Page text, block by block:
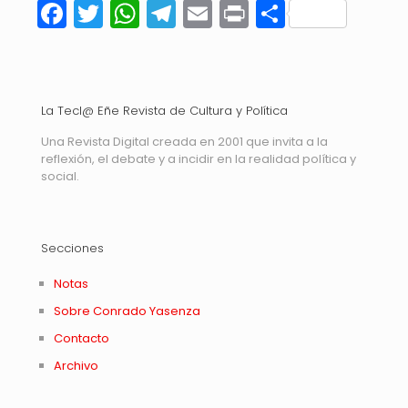
Facebook
Twitter
WhatsApp
Telegram
Email
Print
La Tecl@ Eñe Revista de Cultura y Política
Una Revista Digital creada en 2001 que invita a la
reflexión, el debate y a incidir en la realidad política y
social.
Secciones
Notas
Sobre Conrado Yasenza
Contacto
Archivo